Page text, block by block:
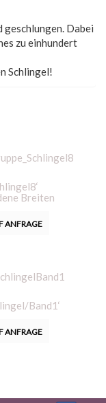
geschlungen. Dabei
zu einhundert
Schlingel!
Breiten
ANFRAGE
Band1‘
ANFRAGE